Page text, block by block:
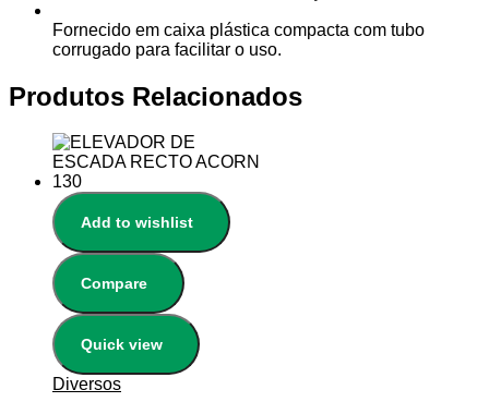
Fornecido em caixa plástica compacta com tubo
corrugado para facilitar o uso.
Produtos Relacionados
Add to wishlist
Compare
Quick view
Diversos